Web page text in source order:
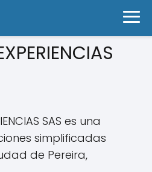
SAS es una
simplificadas
de Pereira,